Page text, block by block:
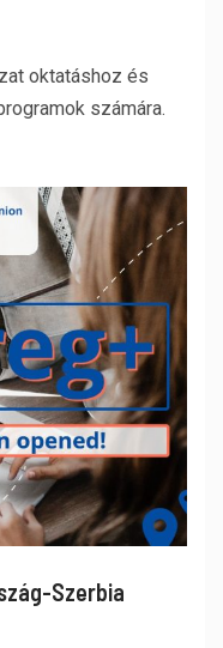
oktatáshoz és
számára.
Szerbia